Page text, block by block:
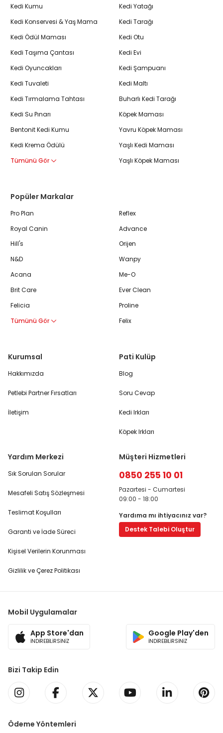
Kedi Kumu
Kedi Konservesi & Yaş Mama
Kedi Ödül Maması
Kedi Taşıma Çantası
Kedi Oyuncakları
Kedi Tuvaleti
Kedi Tırmalama Tahtası
Kedi Su Pınarı
Bentonit Kedi Kumu
Kedi Krema Ödülü
Tümünü Gör
Kedi Yatağı
Kedi Tarağı
Kedi Otu
Kedi Evi
Kedi Şampuanı
Kedi Maltı
Buharlı Kedi Tarağı
Köpek Maması
Yavru Köpek Maması
Yaşlı Kedi Maması
Yaşlı Köpek Maması
Popüler Markalar
Pro Plan
Royal Canin
Hill's
N&D
Acana
Brit Care
Felicia
Tümünü Gör
Reflex
Advance
Orijen
Wanpy
Me-O
Ever Clean
Proline
Felix
Kurumsal
Hakkımızda
Petlebi Partner Fırsatları
İletişim
Pati Kulüp
Blog
Soru Cevap
Kedi Irkları
Köpek Irkları
Yardım Merkezi
Sık Sorulan Sorular
Mesafeli Satış Sözleşmesi
Teslimat Koşulları
Garanti ve İade Süreci
Kişisel Verilerin Korunması
Gizlilik ve Çerez Politikası
Müşteri Hizmetleri
0850 255 10 01
Pazartesi - Cumartesi
09:00 - 18:00
Yardıma mı ihtiyacınız var?
Destek Talebi Oluştur
Mobil Uygulamalar
App Store'dan
İNDİREBİLİRSİNİZ
Google Play'den
İNDİREBİLİRSİNİZ
Bizi Takip Edin
Ödeme Yöntemleri